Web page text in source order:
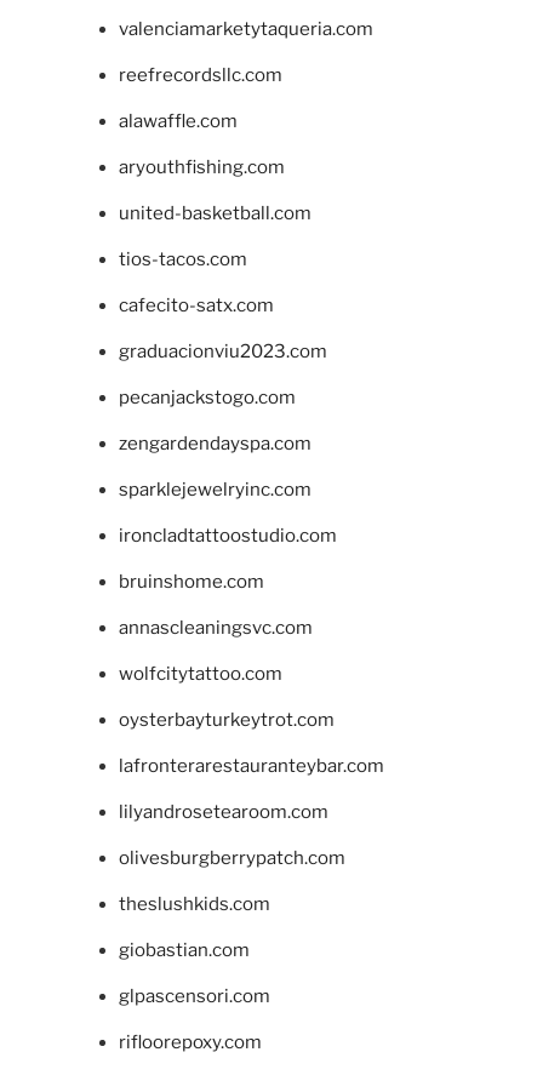
valenciamarketytaqueria.com
reefrecordsllc.com
alawaffle.com
aryouthfishing.com
united-basketball.com
tios-tacos.com
cafecito-satx.com
graduacionviu2023.com
pecanjackstogo.com
zengardendayspa.com
sparklejewelryinc.com
ironcladtattoostudio.com
bruinshome.com
annascleaningsvc.com
wolfcitytattoo.com
oysterbayturkeytrot.com
lafronterarestauranteybar.com
lilyandrosetearoom.com
olivesburgberrypatch.com
theslushkids.com
giobastian.com
glpascensori.com
rifloorepoxy.com